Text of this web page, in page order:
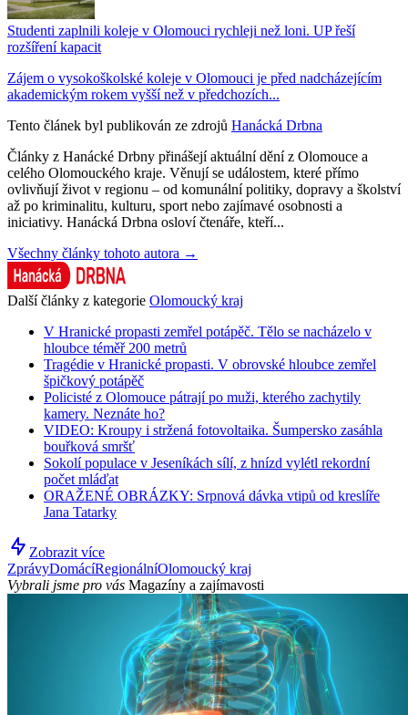
Studenti zaplnili koleje v Olomouci rychleji než loni. UP řeší
rozšíření kapacit
Zájem o vysokoškolské koleje v Olomouci je před nadcházejícím
akademickým rokem vyšší než v předchozích...
Tento článek byl publikován ze zdrojů Hanácká Drbna
Články z Hanácké Drbny přinášejí aktuální dění z Olomouce a
celého Olomouckého kraje. Věnují se událostem, které přímo
ovlivňují život v regionu – od komunální politiky, dopravy a školství
až po kriminalitu, kulturu, sport nebo zajímavé osobnosti a
iniciativy. Hanácká Drbna osloví čtenáře, kteří...
Všechny články tohoto autora →
Další články z kategorie Olomoucký kraj
V Hranické propasti zemřel potápěč. Tělo se nacházelo v
hloubce téměř 200 metrů
Tragédie v Hranické propasti. V obrovské hloubce zemřel
špičkový potápěč
Policisté z Olomouce pátrají po muži, kterého zachytily
kamery. Neznáte ho?
VIDEO: Kroupy i stržená fotovoltaika. Šumpersko zasáhla
bouřková smršť
Sokolí populace v Jeseníkách sílí, z hnízd vylétl rekordní
počet mláďat
ORAŽENÉ OBRÁZKY: Srpnová dávka vtipů od kreslíře
Jana Tatarky
Zobrazit více
ZprávyDomácíRegionálníOlomoucký kraj
Vybrali jsme pro vás Magazíny a zajímavosti